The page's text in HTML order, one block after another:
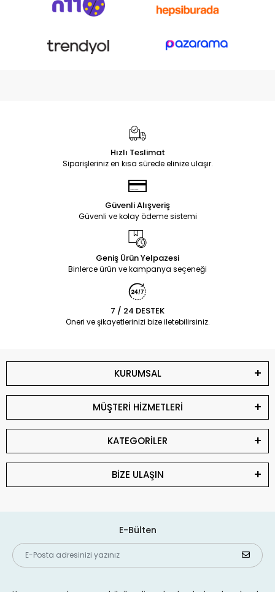
Hızlı Teslimat
Siparişleriniz en kısa sürede elinize ulaşır.
Güvenli Alışveriş
Güvenli ve kolay ödeme sistemi
Geniş Ürün Yelpazesi
Binlerce ürün ve kampanya seçeneği
7 / 24 DESTEK
Öneri ve şikayetlerinizi bize iletebilirsiniz.
KURUMSAL
MÜŞTERİ HİZMETLERİ
KATEGORİLER
BİZE ULAŞIN
E-Bülten